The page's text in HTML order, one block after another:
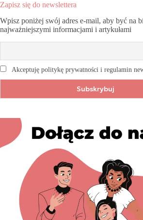
Zapisz się do newslettera
Wpisz poniżej swój adres e-mail, aby być na
najważniejszymi informacjami i artykułami
Akceptuję politykę prywatności i regulamin